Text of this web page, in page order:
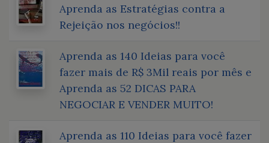
Aprenda as Estratégias contra a
Rejeição nos negócios!!
Aprenda as 140 Ideias para você
fazer mais de R$ 3Mil reais por mês e
Aprenda as 52 DICAS PARA
NEGOCIAR E VENDER MUITO!
Aprenda as 110 Ideias para você fazer